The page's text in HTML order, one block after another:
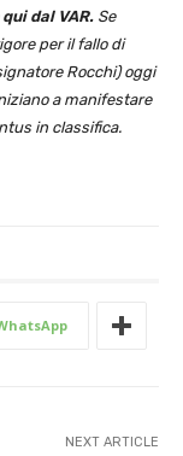
dal VAR. Se
per il fallo di
Rocchi) oggi
a manifestare
in classifica.
NEXT ARTICLE